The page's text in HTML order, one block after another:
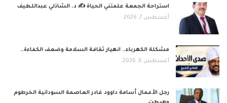
استراحة الجمعة علمتني الحياة ✍️ د. الشاذلي عبداللطيف
أغسطس 7, 2026
مشكلة الكهرباء… انهيار ثقافة السلامة وضعف الكفاءة…
أغسطس 6, 2026
رجل الأعمال أسامة داوود غادر العاصمة السودانية الخرطوم